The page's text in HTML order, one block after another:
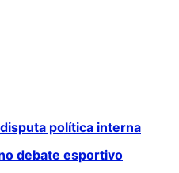
política interna
debate esportivo